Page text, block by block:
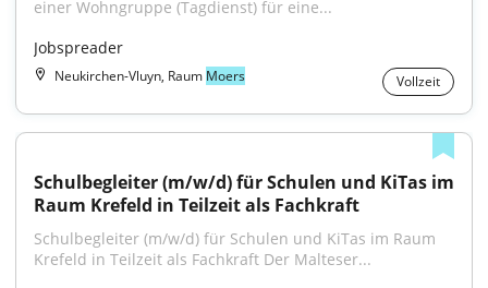
einer Wohngruppe (Tagdienst) für eine...
Jobspreader
Neukirchen-Vluyn, Raum Moers Vollzeit
Schulbegleiter (m/w/d) für Schulen und KiTas im
Raum Krefeld in Teilzeit als Fachkraft
Schulbegleiter (m/w/d) für Schulen und KiTas im Raum
Krefeld in Teilzeit als Fachkraft Der Malteser...